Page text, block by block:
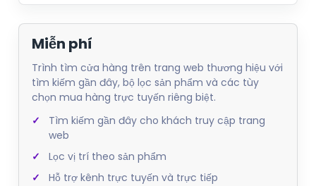
Miễn phí
Trình tìm cửa hàng trên trang web thương hiệu với
tìm kiếm gần đây, bộ lọc sản phẩm và các tùy
chọn mua hàng trực tuyến riêng biệt.
Tìm kiếm gần đây cho khách truy cập trang
web
Lọc vị trí theo sản phẩm
Hỗ trợ kênh trực tuyến và trực tiếp